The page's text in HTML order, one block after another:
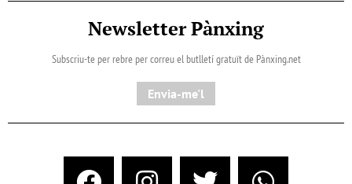
Newsletter Pànxing
Subscriu-te per rebre per correu el butlletí gratuït de Pànxing.net​
Envia-me'l